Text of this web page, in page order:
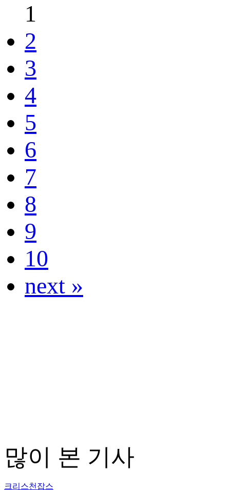
1
2
3
4
5
6
7
8
9
10
next »
많이 본 기사
크리스천잡스